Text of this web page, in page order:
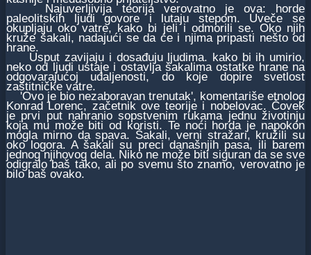
Najuverljivija teorija verovatno je ova: horde
paleolitskih ljudi govore i lutaju stepom. Uveče se
okupljaju oko vatre, kako bi jeli i odmorili se. Oko njih
kruže šakali, nadajući se da će i njima pripasti nešto od
hrane.
Usput zavijaju i dosađuju ljudima. kako bi ih umirio,
neko od ljudi ustaje i ostavlja šakalima ostatke hrane na
odgovarajućoj udaljenosti, do koje dopire svetlost
zaštitničke vatre.
'Ovo je bio nezaboravan trenutak', komentariše etnolog
Konrad Lorenc, začetnik ove teorije i nobelovac. Čovek
je prvi put nahranio sopstvenim rukama jednu životinju
koja mu može biti od koristi. Te noći horda je napokon
mogla mirno da spava. Šakali, verni stražari, kružili su
oko logora. A šakali su preci današnjih pasa, ili barem
jednog njihovog dela. Niko ne može biti siguran da se sve
odigralo baš tako, ali po svemu što znamo, verovatno je
bilo baš ovako.